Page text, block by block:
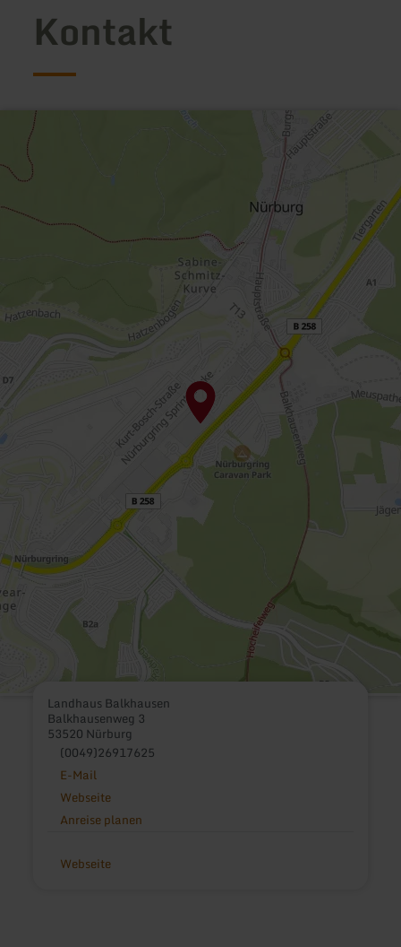
Kontakt
Landhaus Balkhausen
Balkhausenweg 3
53520 Nürburg
(0049)26917625
E-Mail
Webseite
Anreise planen
Webseite